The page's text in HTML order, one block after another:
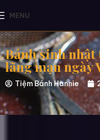
MENU
Bánh sinh
lãng mạn ngày
Tiệm Bánh Hannie